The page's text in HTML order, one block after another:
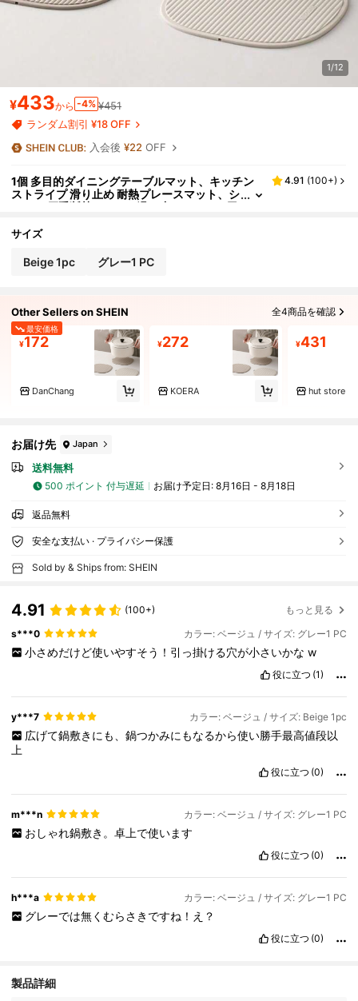
1/12
¥433から -4% ¥451
ランダム割引 ¥18 OFF
入会後¥22 OFF
1個 多目的ダイニングテーブルマット、キッチン
ストライプ 滑り止め 耐熱プレースマット、シ
リコン 厚手断熱パッド、滑り止めキッチン用
4.91 (100+)
サイズ
Beige 1pc グレー1 PC
Other Sellers on SHEIN 全4商品を確認
最安価格
¥172
DanChang
¥272
KOERA
¥431
hut store
お届け先 Japan
送料無料
500 ポイント 付与遅延 お届け予定日: 8月16日 - 8月18日
返品無料
安全な支払い · プライバシー保護
Sold by & Ships from: SHEIN
4.91 (100+) もっと見る
s***0 カラー: ベージュ / サイズ: グレー1 PC
小さめだけど使いやすそう！引っ掛ける穴が小さいかな w
役に立つ (1)
y***7 カラー: ベージュ / サイズ: Beige 1pc
広げて鍋敷きにも、鍋つかみにもなるから使い勝手最高値段以
上
役に立つ (0)
m***n カラー: ベージュ / サイズ: グレー1 PC
おしゃれ鍋敷き。卓上で使います
役に立つ (0)
h***a カラー: ベージュ / サイズ: グレー1 PC
グレーでは無くむらさきですね！え？
役に立つ (0)
製品詳細